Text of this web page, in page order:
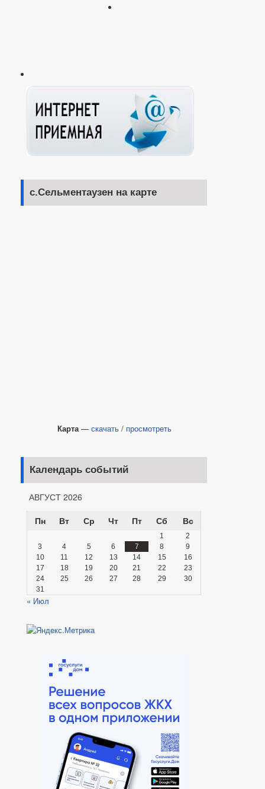
с.Сельментаузен на карте
Карта — скачать / просмотреть
Календарь событий
АВГУСТ 2026
Пн
Вт Ср Чт Пт Сб Вс
1
2
3
4 5 6 7 8
9
10
11 12 13 14 15
16
17
18 19 20 21 22
23
24
25 26 27 28 29
30
31
« Июл